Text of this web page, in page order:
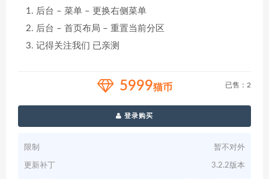
后台 – 菜单 – 更换右侧菜单
后台 – 首页布局 – 重置当前分区
记得关注我们 已亲测
5999猫币 已售：2
登录购买
限制 暂不对外
更新补丁 3.2.2版本